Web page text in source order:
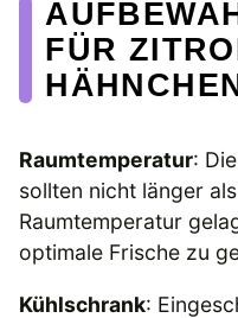
FÜR
Raumtemperatur:
sollten nicht länger
Raumtemperatur
optimale Frische zu
Kühlschrank: